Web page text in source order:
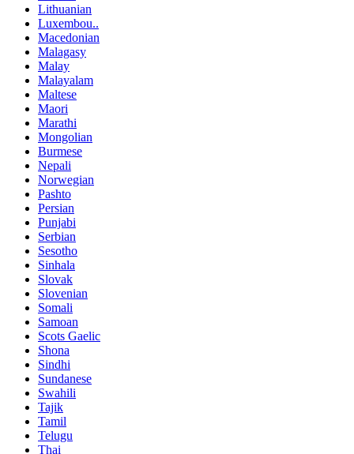
Lithuanian
Luxembou..
Macedonian
Malagasy
Malay
Malayalam
Maltese
Maori
Marathi
Mongolian
Burmese
Nepali
Norwegian
Pashto
Persian
Punjabi
Serbian
Sesotho
Sinhala
Slovak
Slovenian
Somali
Samoan
Scots Gaelic
Shona
Sindhi
Sundanese
Swahili
Tajik
Tamil
Telugu
Thai